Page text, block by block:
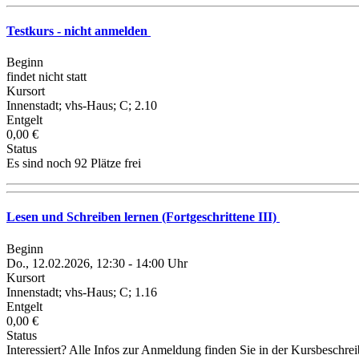
Testkurs - nicht anmelden
Beginn
findet nicht statt
Kursort
Innenstadt; vhs-Haus; C; 2.10
Entgelt
0,00 €
Status
Es sind noch 92 Plätze frei
Lesen und Schreiben lernen (Fortgeschrittene III)
Beginn
Do., 12.02.2026, 12:30 - 14:00 Uhr
Kursort
Innenstadt; vhs-Haus; C; 1.16
Entgelt
0,00 €
Status
Interessiert? Alle Infos zur Anmeldung finden Sie in der